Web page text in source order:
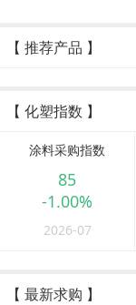
【 推荐产品 】
【 化塑指数 】
涂料采购指数
85
-1.00%
2026-07
【 最新求购 】